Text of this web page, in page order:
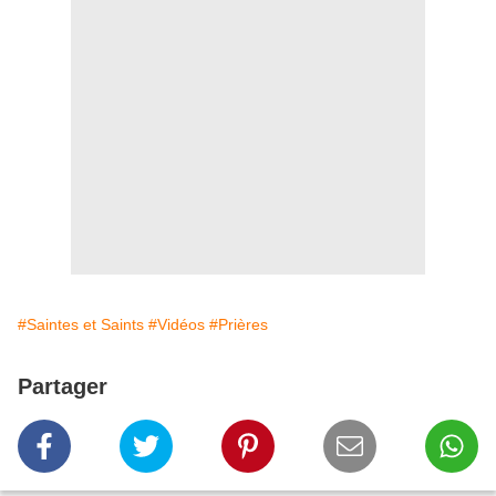
#Saintes et Saints #Vidéos #Prières
Partager